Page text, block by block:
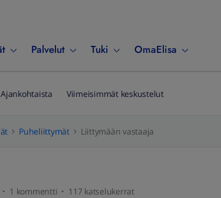
Palvelut Tuki OmaElisa
Ajankohtaista Viimeisimmät keskustelut
Puheliittymät Liittymään vastaaja
1 kommentti 117 katselukerrat